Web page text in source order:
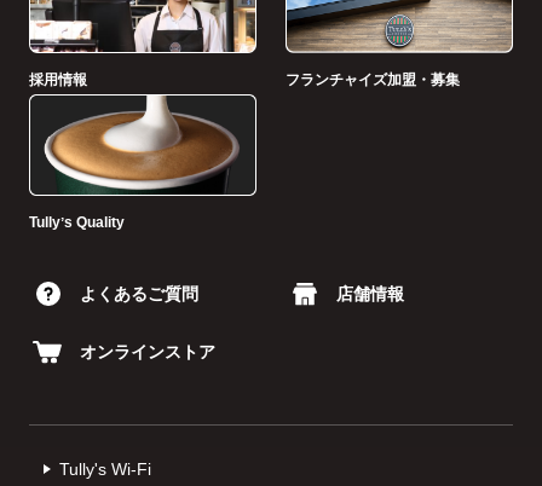
採用情報 フランチャイズ加盟・募集
Tullyʼs Quality
よくあるご質問 店舗情報
オンラインストア
Tully's Wi-Fi